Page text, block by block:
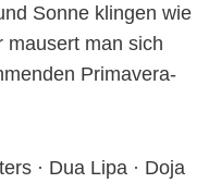
Sonne klingen wie
mausert man sich
Primavera-
· Dua Lipa · Doja